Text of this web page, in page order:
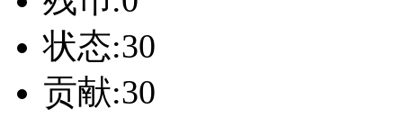
状态:30
贡献:30